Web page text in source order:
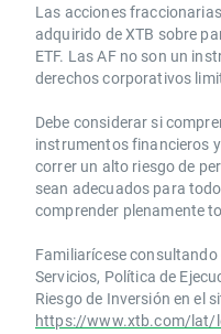
Las acciones
adquirido de XTB sobre
ETF. Las AF no son un
derechos corporativos
Debe considerar si
instrumentos financieros
correr un alto riesgo de
sean adecuados para
comprender plenamente
Familiarícese
Servicios, Política de
Riesgo de Inversión en el
https://www.xtb.com/lat/